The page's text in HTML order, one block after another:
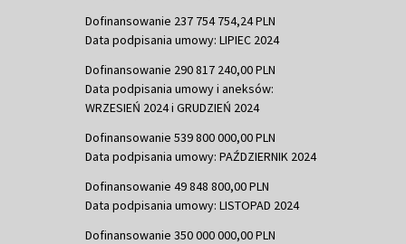
Dofinansowanie 237 754 754,24 PLN
Data podpisania umowy: LIPIEC 2024
Dofinansowanie 290 817 240,00 PLN
Data podpisania umowy i aneksów:
WRZESIEŃ 2024 i GRUDZIEŃ 2024
Dofinansowanie 539 800 000,00 PLN
Data podpisania umowy: PAŹDZIERNIK 2024
Dofinansowanie 49 848 800,00 PLN
Data podpisania umowy: LISTOPAD 2024
Dofinansowanie 350 000 000,00 PLN